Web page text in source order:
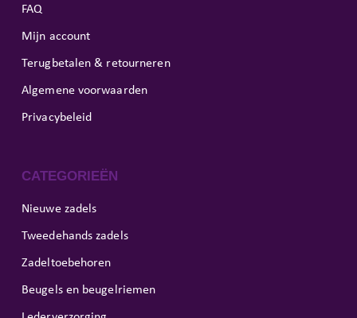
FAQ
Mijn account
Terugbetalen & retourneren
Algemene voorwaarden
Privacybeleid
CATEGORIEËN
Nieuwe zadels
Tweedehands zadels
Zadeltoebehoren
Beugels en beugelriemen